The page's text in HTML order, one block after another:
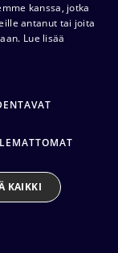
ENGLISH
kanssa, jotka
antanut tai joita
Lue lisää
KAIKKI